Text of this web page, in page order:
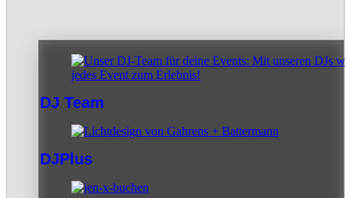
DJ Team
DJPlus